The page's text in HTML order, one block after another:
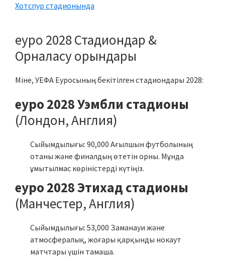
Хотспур стадионында
еуро 2028 Стадиондар &
Орналасу орындары
Міне, УЕФА Еуросының бекітілген стадиондары 2028:
еуро 2028 Уэмбли стадионы
(Лондон, Англия)
Сыйымдылығы: 90,000 Ағылшын футболының
отаны және финалдың өтетін орны. Мұнда
ұмытылмас көріністерді күтіңіз.
еуро 2028 Этихад стадионы
(Манчестер, Англия)
Сыйымдылығы: 53,000 Заманауи және
атмосфералық, жоғары қарқынды нокаут
матчтары үшін тамаша.